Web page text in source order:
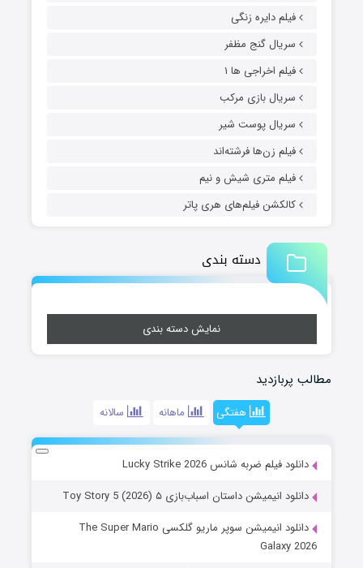
فیلم دایره زنگی
سریال گنج مظفر
فیلم اخراجی ها ۱
سریال بازی مرکب
سریال پوست شیر
فیلم زن‌ها فرشته‌اند
فیلم متری شیش و نیم
کالکشن فیلم‌های هری پاتر
دسته بندی
نمایش دسته بندی
مطالب پربازدید
هفتگی ماهانه سالانه
دانلود فیلم ضربه شانس Lucky Strike 2026
دانلود انیمیشن داستان اسباب‌بازی ۵ Toy Story 5 (2026)
دانلود انیمیشن سوپر ماریو گلکسی The Super Mario
Galaxy 2026